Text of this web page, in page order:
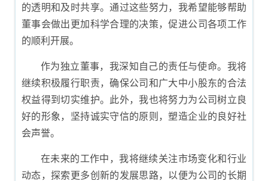
的透明和及时共享。通过这些努力，我希望能够帮助
董事会做出更加科学合理的决策，促进公司各项工作
的顺利开展。
作为独立董事，我深知自己的责任与使命。我将
继续积极履行职责，确保公司和广大中小股东的合法
权益得到切实维护。此外，我也将努力为公司树立良
好的形象，坚持诚实守信的原则，塑造企业的良好社
会声誉。
在未来的工作中，我将继续关注市场变化和行业
动态，探索更多创新的发展思路，以便为公司的长期